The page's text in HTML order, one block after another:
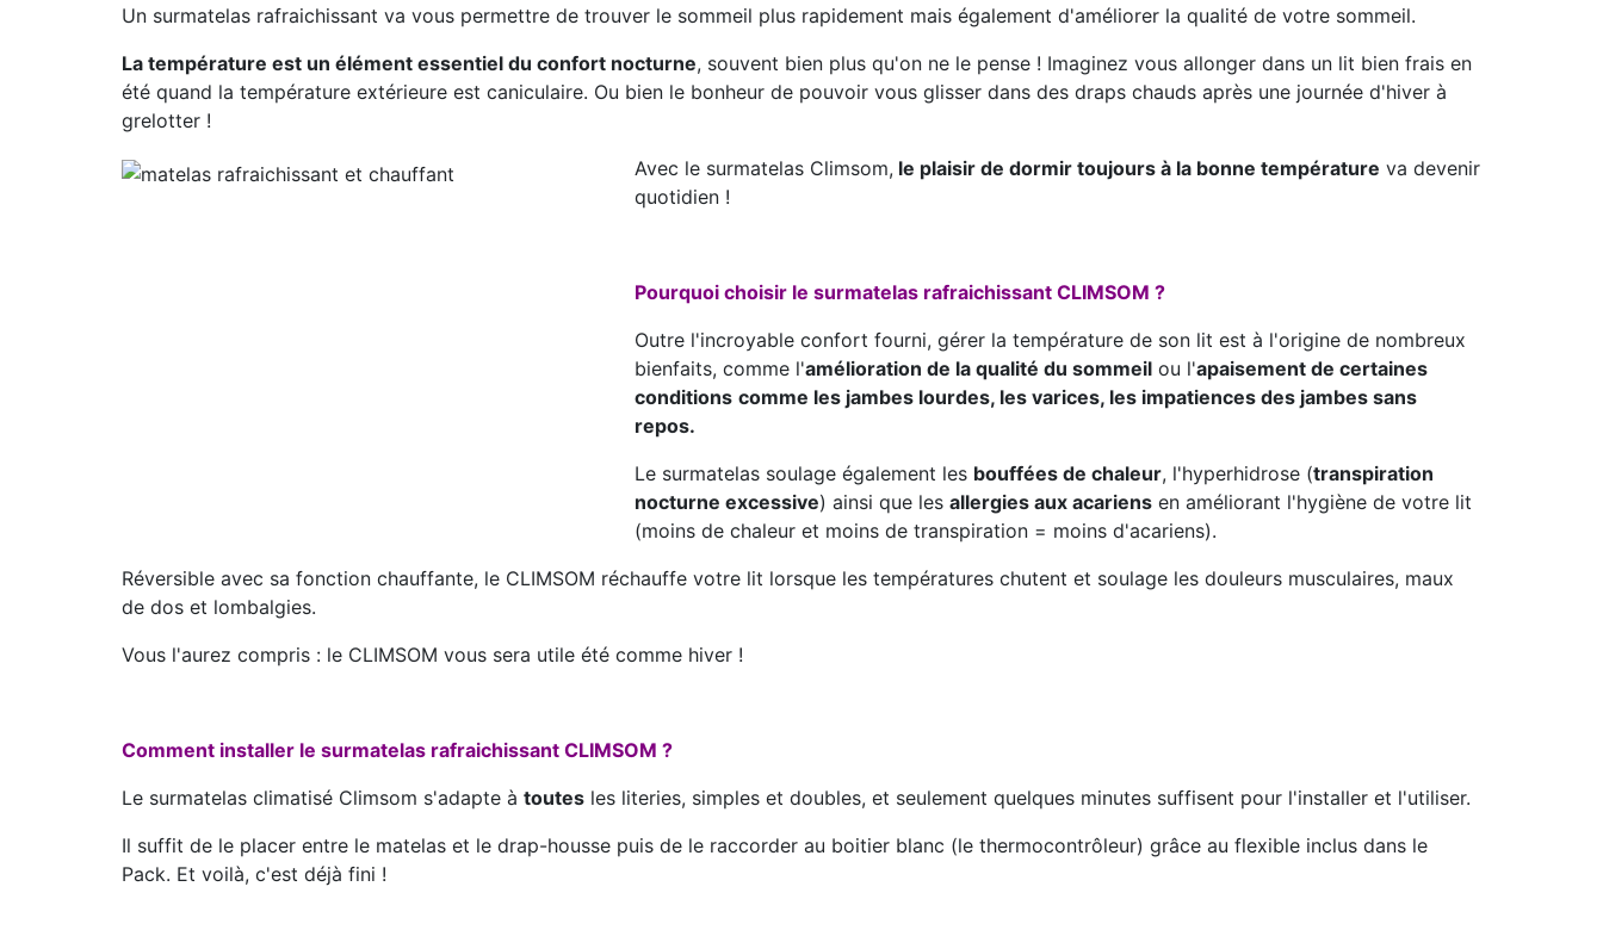
Un surmatelas rafraichissant va vous permettre de trouver le sommeil plus rapidement mais également d'améliorer la qualité de votre sommeil.
La température est un élément essentiel du confort nocturne, souvent bien plus qu'on ne le pense ! Imaginez vous allonger dans un lit bien frais en
été quand la température extérieure est caniculaire. Ou bien le bonheur de pouvoir vous glisser dans des draps chauds après une journée d'hiver à
grelotter !
Avec le surmatelas Climsom, le plaisir de dormir toujours à la bonne température va devenir
quotidien !
Pourquoi choisir le surmatelas rafraichissant CLIMSOM ?
Outre l'incroyable confort fourni, gérer la température de son lit est à l'origine de nombreux
bienfaits, comme l'amélioration de la qualité du sommeil ou l'apaisement de certaines
conditions comme les jambes lourdes, les varices, les impatiences des jambes sans
repos.
Le surmatelas soulage également les bouffées de chaleur, l'hyperhidrose (transpiration
nocturne excessive) ainsi que les allergies aux acariens en améliorant l'hygiène de votre lit
(moins de chaleur et moins de transpiration = moins d'acariens).
Réversible avec sa fonction chauffante, le CLIMSOM réchauffe votre lit lorsque les températures chutent et soulage les douleurs musculaires, maux
de dos et lombalgies.
Vous l'aurez compris : le CLIMSOM vous sera utile été comme hiver !
Comment installer le surmatelas rafraichissant CLIMSOM ?
Le surmatelas climatisé Climsom s'adapte à toutes les literies, simples et doubles, et seulement quelques minutes suffisent pour l'installer et l'utiliser.
Il suffit de le placer entre le matelas et le drap-housse puis de le raccorder au boitier blanc (le thermocontrôleur) grâce au flexible inclus dans le
Pack. Et voilà, c'est déjà fini !